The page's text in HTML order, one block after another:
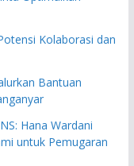
Kolaborasi dan
Bantuan
Hana Wardani
untuk Pemugaran